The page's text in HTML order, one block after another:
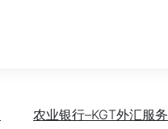
农业银行–KGT外汇服务